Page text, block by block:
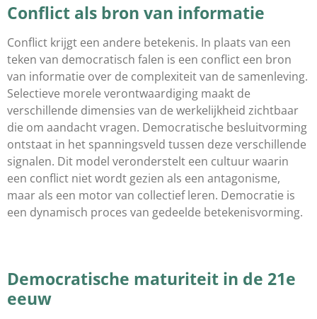
Conflict als bron van informatie
Conflict krijgt een andere betekenis. In plaats van een
teken van democratisch falen is een conflict een bron
van informatie over de complexiteit van de samenleving.
Selectieve morele verontwaardiging maakt de
verschillende dimensies van de werkelijkheid zichtbaar
die om aandacht vragen. Democratische besluitvorming
ontstaat in het spanningsveld tussen deze verschillende
signalen. Dit model veronderstelt een cultuur waarin
een conflict niet wordt gezien als een antagonisme,
maar als een motor van collectief leren. Democratie is
een dynamisch proces van gedeelde betekenisvorming.
Democratische maturiteit in de 21e
eeuw